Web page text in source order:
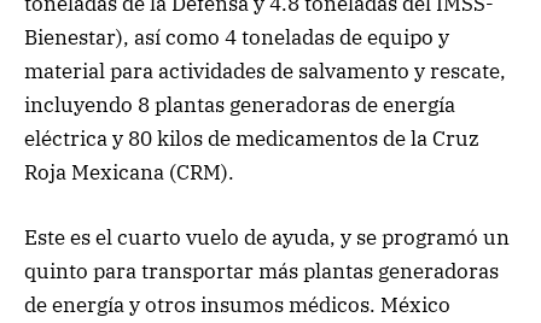
Bienestar), así como 4 toneladas de equipo y
material para actividades de salvamento y rescate,
incluyendo 8 plantas generadoras de energía
eléctrica y 80 kilos de medicamentos de la Cruz
Roja Mexicana (CRM).
Este es el cuarto vuelo de ayuda, y se programó un
quinto para transportar más plantas generadoras
de energía y otros insumos médicos. México